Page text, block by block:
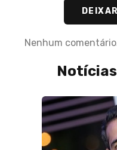
Nenhum